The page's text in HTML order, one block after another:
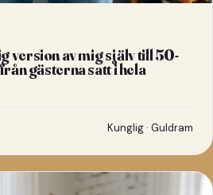
version av mig själv till 50-
gästerna satt i hela
Kunglig · Guldram